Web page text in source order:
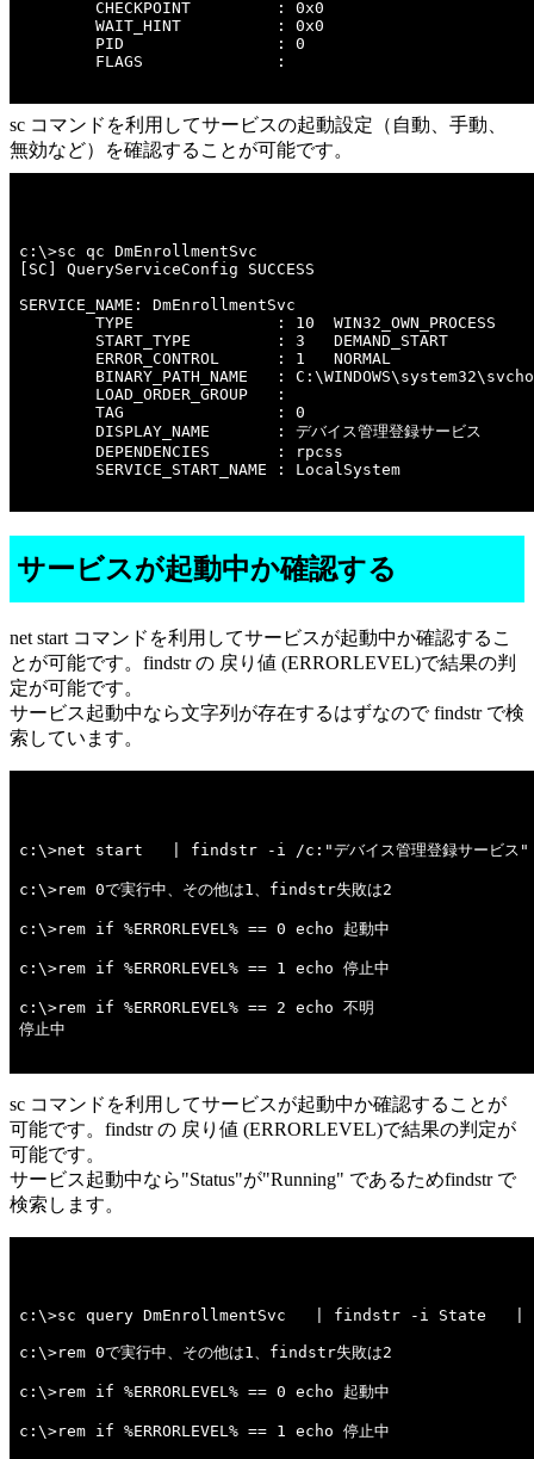
        CHECKPOINT         : 0x0
        WAIT_HINT          : 0x0
        PID                : 0
        FLAGS              :
sc コマンドを利用してサービスの起動設定（自動、手動、
無効など）を確認することが可能です。
c:\>sc qc DmEnrollmentSvc
[SC] QueryServiceConfig SUCCESS
SERVICE_NAME: DmEnrollmentSvc
        TYPE               : 10  WIN32_OWN_PROCESS
        START_TYPE         : 3   DEMAND_START
        ERROR_CONTROL      : 1   NORMAL
BINARY_PATH_NAME   :
        LOAD_ORDER_GROUP   :
        TAG                : 0
        DISPLAY_NAME       : デバイス管理登録サービス
        DEPENDENCIES       : rpcss
        SERVICE_START_NAME : LocalSystem
サービスが起動中か確認する
net start コマンドを利用してサービスが起動中か確認するこ
とが可能です。findstr の 戻り値 (ERRORLEVEL)で結果の判
定が可能です。
サービス起動中なら文字列が存在するはずなので findstr で検
索しています。
c:\>net start   | findstr -i /c:"デバイス管理登録サービス
c:\>rem 0で実行中、その他は1、findstr失敗は2
c:\>rem if %ERRORLEVEL% == 0 echo 起動中
c:\>rem if %ERRORLEVEL% == 1 echo 停止中
c:\>rem if %ERRORLEVEL% == 2 echo 不明
停止中
sc コマンドを利用してサービスが起動中か確認することが
可能です。findstr の 戻り値 (ERRORLEVEL)で結果の判定が
可能です。
サービス起動中なら"Status"が"Running" であるためfindstr で
検索します。
c:\>sc query DmEnrollmentSvc   | findstr -i State
c:\>rem 0で実行中、その他は1、findstr失敗は2
c:\>rem if %ERRORLEVEL% == 0 echo 起動中
c:\>rem if %ERRORLEVEL% == 1 echo 停止中